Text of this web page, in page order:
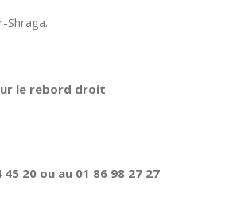
Shraga.
le rebord droit
20 ou au 01 86 98 27 27